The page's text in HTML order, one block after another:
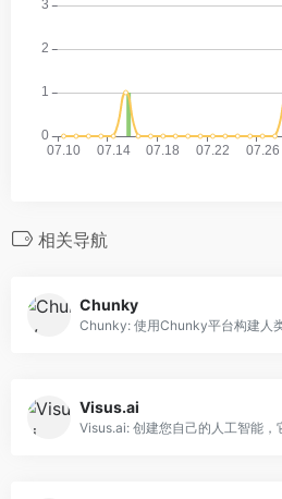
相关导航
Chunky
Visus.ai